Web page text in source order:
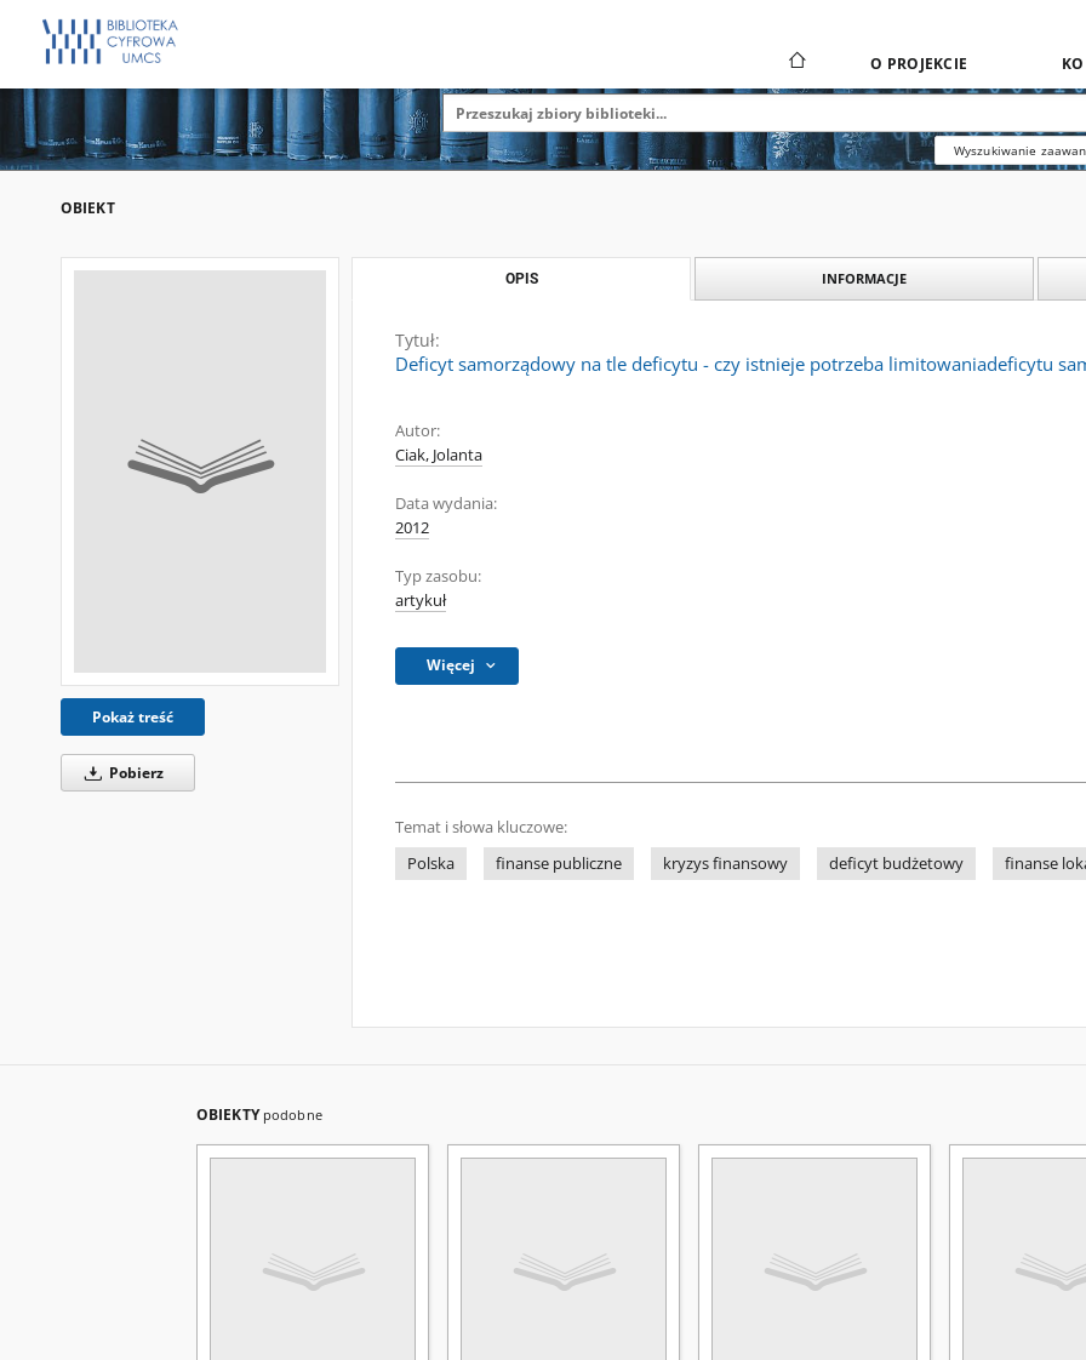
O PROJEKCIE
Wyszukiwanie
OBIEKT
Pokaż treść
Pobierz
OPIS INFORMACJE
Tytuł:
Deficyt samorządowy na tle deficytu - czy istnieje potrzeba limitowaniadeficytu
Autor:
Ciak, Jolanta
Data wydania:
2012
Typ zasobu:
artykuł
Więcej
Temat i słowa kluczowe:
Polska
finanse publiczne kryzys finansowy deficyt budżetowy finanse
OBIEKTY podobne